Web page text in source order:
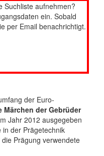
Suchliste aufnehmen?
ein. Sobald
per Email benachrichtigt.
der Euro-
Märchen der Gebrüder
Jahr 2012 ausgegeben
in der Prägetechnik
Prägung verwendete